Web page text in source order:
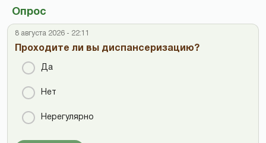
Опрос
8 августа 2026 - 22:11
Проходите ли вы диспансеризацию?
Да
Нет
Нерегулярно